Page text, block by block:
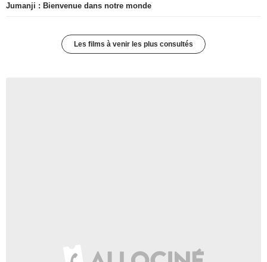
Jumanji : Bienvenue dans notre monde
Les films à venir les plus consultés